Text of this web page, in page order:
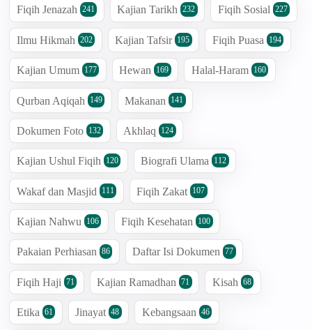
Fiqih Jenazah 241 Kajian Tarikh 232 Fiqih Sosial 227
Ilmu Hikmah 202 Kajian Tafsir 195 Fiqih Puasa 194
Kajian Umum 177 Hewan 169 Halal-Haram 160
Qurban Aqiqah 149 Makanan 141
Dokumen Foto 132 Akhlaq 124
Kajian Ushul Fiqih 120 Biografi Ulama 112
Wakaf dan Masjid 111 Fiqih Zakat 107
Kajian Nahwu 106 Fiqih Kesehatan 100
Pakaian Perhiasan 86 Daftar Isi Dokumen 77
Fiqih Haji 71 Kajian Ramadhan 71 Kisah 68
Etika 61 Jinayat 48 Kebangsaan 46